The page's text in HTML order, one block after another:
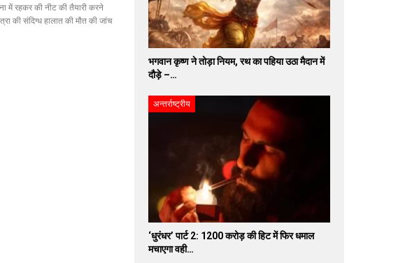
में रहकर की नीट की तैयारी करने
की संदिग्ध हालात की मौत की जांच
भगवान कृष्ण ने तोड़ा नियम, रथ का पहिया उठा मैदान में
दौड़े –…
अन्तर्राष्ट्रीय
‘धुरंधर’ पार्ट 2: 1200 करोड़ की हिट में फिर धमाल
मचाएगा वही…